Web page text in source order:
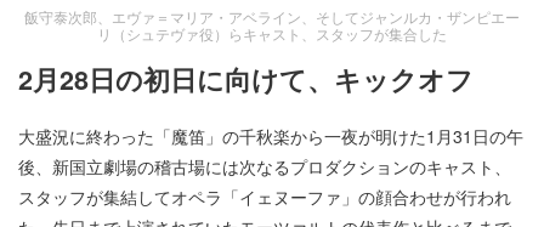
飯守泰次郎、エヴァ＝マリア・アベライン、そしてジャンルカ・ザンピエー
リ（シュテヴァ役）らキャスト、スタッフが集合した
2月28日の初日に向けて、キックオフ
大盛況に終わった「魔笛」の千秋楽から一夜が明けた1月31日の午
後、新国立劇場の稽古場には次なるプロダクションのキャスト、
スタッフが集結してオペラ「イェヌーファ」の顔合わせが行われ